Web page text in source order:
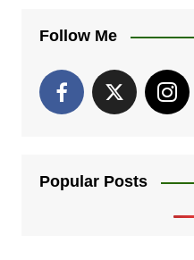
Follow Me
Popular Posts